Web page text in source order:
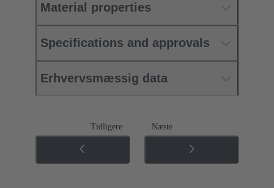
Material properties
Specifications and approvals
Erhvervsmæssig data
Tidligere Næste